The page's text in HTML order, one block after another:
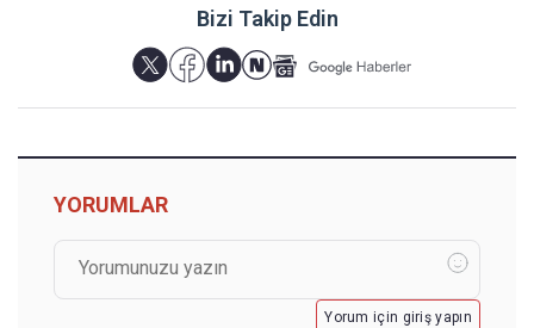
Bizi Takip Edin
YORUMLAR
Yorum için giriş yapın